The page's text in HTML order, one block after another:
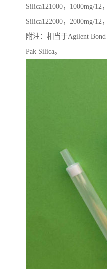
Silica121000，1000mg/12
Silica122000，2000mg/12
附注：相当于Agilent
Pak Silica。